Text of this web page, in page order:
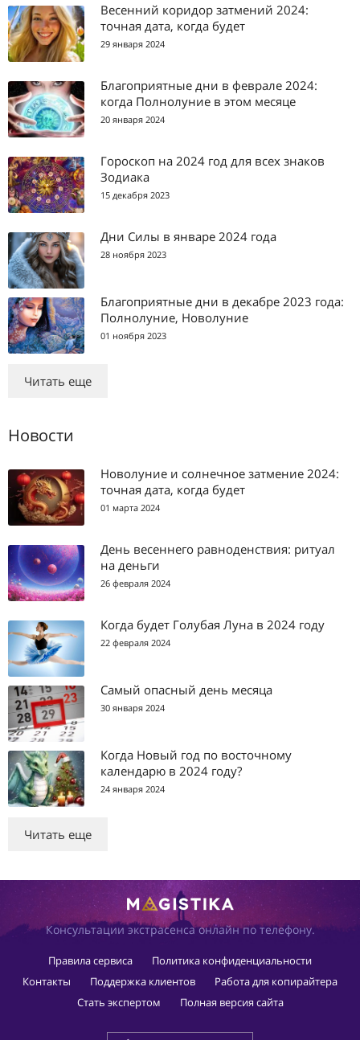
Весенний коридор затмений 2024:
точная дата, когда будет
29 января 2024
Благоприятные дни в феврале 2024:
когда Полнолуние в этом месяце
20 января 2024
Гороскоп на 2024 год для всех знаков
Зодиака
15 декабря 2023
Дни Силы в январе 2024 года
28 ноября 2023
Благоприятные дни в декабре 2023 года:
Полнолуние, Новолуние
01 ноября 2023
Читать еще
Новости
Новолуние и солнечное затмение 2024:
точная дата, когда будет
01 марта 2024
День весеннего равноденствия: ритуал
на деньги
26 февраля 2024
Когда будет Голубая Луна в 2024 году
22 февраля 2024
Самый опасный день месяца
30 января 2024
Когда Новый год по восточному
календарю в 2024 году?
24 января 2024
Читать еще
Консультации экстрасенса онлайн по телефону.
Правила сервиса
Политика конфиденциальности
Контакты
Поддержка клиентов
Работа для копирайтера
Стать экспертом
Полная версия сайта